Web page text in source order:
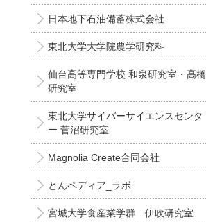
日本地下石油備蓄株式会社
東北大学大学院農学研究科
仙台高等専門学校 和泉研究室・高橋
研究室
東北大学サイバーサイエンスセンタ
ー 菅沼研究室
Magnolia Create合同会社
とんペディア_ラボ
宮城大学食産業学群 伊吹研究室